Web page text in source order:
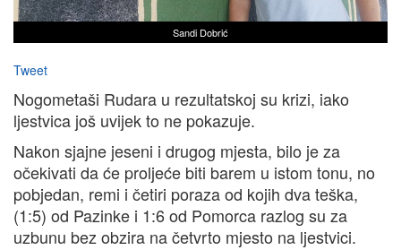
Sandi Dobrić
Tweet
Nogometaši Rudara u rezultatskoj su krizi, iako
ljestvica još uvijek to ne pokazuje.
Nakon sjajne jeseni i drugog mjesta, bilo je za
očekivati da će proljeće biti barem u istom tonu, no
pobjedan, remi i četiri poraza od kojih dva teška,
(1:5) od Pazinke i 1:6 od Pomorca razlog su za
uzbunu bez obzira na četvrto mjesto na ljestvici.